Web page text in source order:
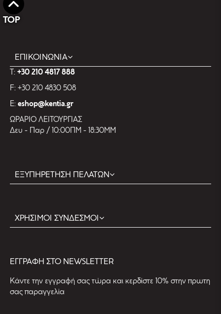
TOP
ΕΠΙΚΟΙΝΩΝΙΑ
T: +30 210 4817 888
F: +30 210 4830 508
E: eshop@kentia.gr
ΩΡΑΡΙΟ ΛΕΙΤΟΥΡΓΙΑΣ
Δευ - Παρ / 10:00ΠΜ - 18:30ΜΜ
ΕΞΥΠΗΡΕΤΗΣΗ ΠΕΛΑΤΩΝ
ΧΡΗΣΙΜΟΙ ΣΥΝΔΕΣΜΟΙ
EΓΓΡΑΦΗ ΣΤΟ NEWSLETTER
Kάντε την εγγραφή σας τώρα και κερδίστε 10% στην πρωτη
σας παραγγελία